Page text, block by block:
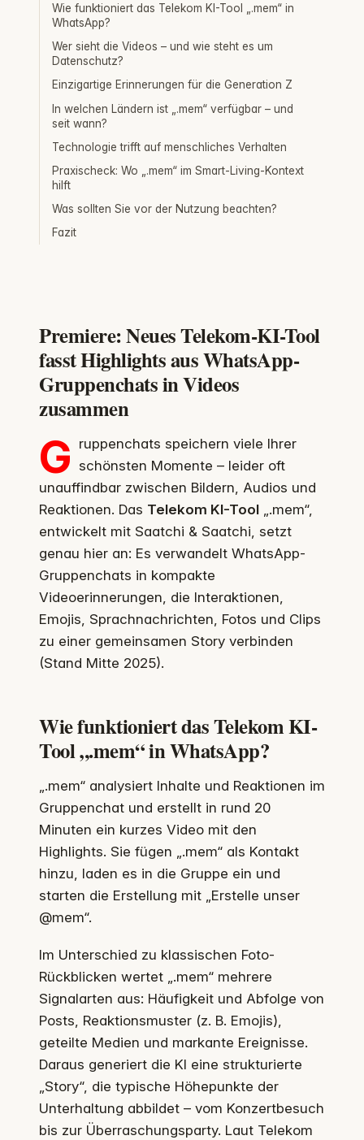
Wie funktioniert das Telekom KI-Tool „.mem“ in
WhatsApp?
Wer sieht die Videos – und wie steht es um
Datenschutz?
Einzigartige Erinnerungen für die Generation Z
In welchen Ländern ist „.mem“ verfügbar – und
seit wann?
Technologie trifft auf menschliches Verhalten
Praxischeck: Wo „.mem“ im Smart-Living-Kontext
hilft
Was sollten Sie vor der Nutzung beachten?
Fazit
Premiere: Neues Telekom-KI-Tool
fasst Highlights aus WhatsApp-
Gruppenchats in Videos
zusammen
G ruppenchats speichern viele Ihrer
schönsten Momente – leider oft
unauffindbar zwischen Bildern, Audios und
Reaktionen. Das Telekom KI-Tool „.mem“,
entwickelt mit Saatchi & Saatchi, setzt
genau hier an: Es verwandelt WhatsApp-
Gruppenchats in kompakte
Videoerinnerungen, die Interaktionen,
Emojis, Sprachnachrichten, Fotos und Clips
zu einer gemeinsamen Story verbinden
(Stand Mitte 2025).
Wie funktioniert das Telekom KI-
Tool „.mem“ in WhatsApp?
„.mem“ analysiert Inhalte und Reaktionen im
Gruppenchat und erstellt in rund 20
Minuten ein kurzes Video mit den
Highlights. Sie fügen „.mem“ als Kontakt
hinzu, laden es in die Gruppe ein und
starten die Erstellung mit „Erstelle unser
@mem“.
Im Unterschied zu klassischen Foto-
Rückblicken wertet „.mem“ mehrere
Signalarten aus: Häufigkeit und Abfolge von
Posts, Reaktionsmuster (z. B. Emojis),
geteilte Medien und markante Ereignisse.
Daraus generiert die KI eine strukturierte
„Story“, die typische Höhepunkte der
Unterhaltung abbildet – vom Konzertbesuch
bis zur Überraschungsparty. Laut Telekom